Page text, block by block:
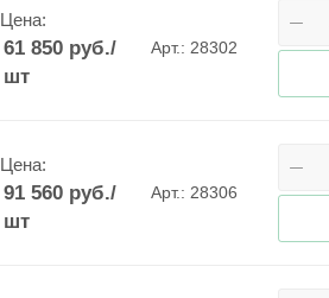
Цена:
61 850руб./
шт
Арт.: 28302
Цена:
91 560руб./
шт
Арт.: 28306